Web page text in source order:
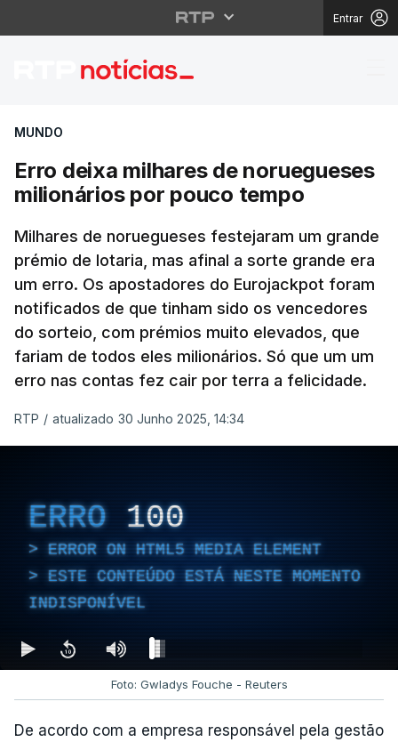
Entrar
Erro deixa milhares
MUNDO
Erro deixa milhares de noruegueses
milionários por pouco tempo
Milhares de noruegueses festejaram um grande
prémio de lotaria, mas afinal a sorte grande era
um erro. Os apostadores do Eurojackpot foram
notificados de que tinham sido os vencedores
do sorteio, com prémios muito elevados, que
fariam de todos eles milionários. Só que um um
erro nas contas fez cair por terra a felicidade.
RTP / atualizado 30 Junho 2025, 14:34
ERRO 100
ERROR ON HTML5 MEDIA ELEMENT
ESTE CONTEÚDO ESTÁ NESTE MOMENTO
INDISPONÍVEL
Foto: Gwladys Fouche - Reuters
De acordo com a empresa responsável pela gestão